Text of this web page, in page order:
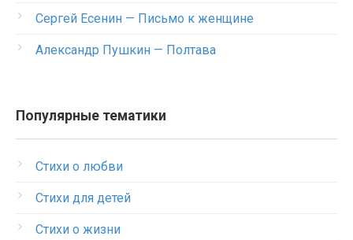
Сергей Есенин — Письмо к женщине
Александр Пушкин — Полтава
Популярные тематики
Стихи о любви
Стихи для детей
Стихи о жизни